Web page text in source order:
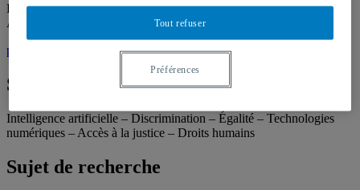
Étudiante, doctorat en droit, Université du Québec à Montréal
Ancien membre du CRIDAQ et directeur:
parada.alexandra@courrier.uqam.ca
Spécialités
Intelligence artificielle – Discrimination – Égalité – Technologies
numériques – Accès à la justice – Droits humains
Sujet de recherche
Tout refuser
Préférences